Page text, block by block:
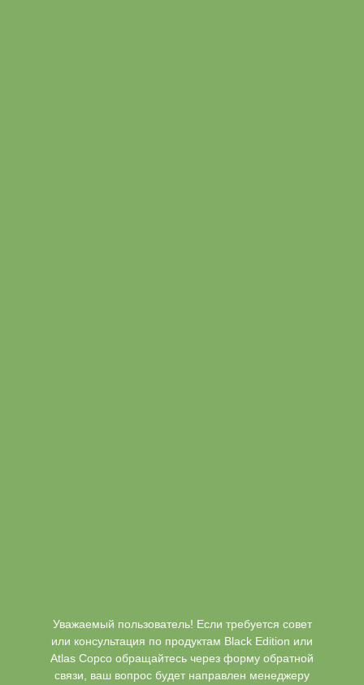
Уважаемый пользователь! Если требуется совет
или консультация по продуктам Black Edition или
Atlas Copco обращайтесь через форму обратной
связи, ваш вопрос будет направлен менеджеру